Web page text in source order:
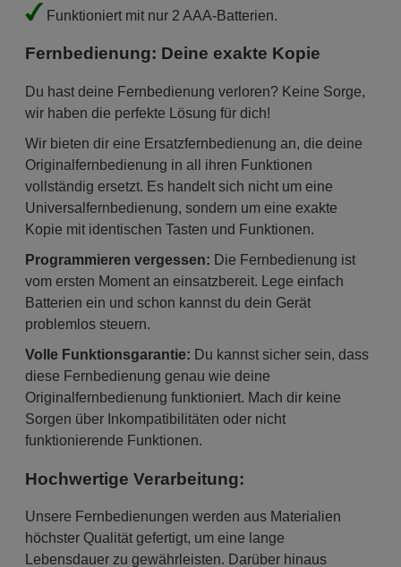
Funktioniert mit nur 2 AAA-Batterien.
Fernbedienung: Deine exakte Kopie
Du hast deine Fernbedienung verloren? Keine Sorge,
wir haben die perfekte Lösung für dich!
Wir bieten dir eine Ersatzfernbedienung an, die deine
Originalfernbedienung in all ihren Funktionen
vollständig ersetzt. Es handelt sich nicht um eine
Universalfernbedienung, sondern um eine exakte
Kopie mit identischen Tasten und Funktionen.
Programmieren vergessen: Die Fernbedienung ist
vom ersten Moment an einsatzbereit. Lege einfach
Batterien ein und schon kannst du dein Gerät
problemlos steuern.
Volle Funktionsgarantie: Du kannst sicher sein, dass
diese Fernbedienung genau wie deine
Originalfernbedienung funktioniert. Mach dir keine
Sorgen über Inkompatibilitäten oder nicht
funktionierende Funktionen.
Hochwertige Verarbeitung:
Unsere Fernbedienungen werden aus Materialien
höchster Qualität gefertigt, um eine lange
Lebensdauer zu gewährleisten. Darüber hinaus